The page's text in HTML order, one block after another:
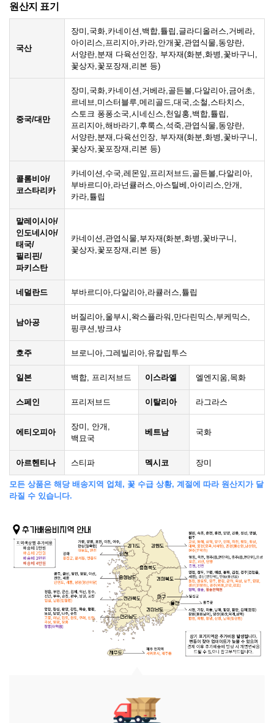
원산지 표기
국산
장미,국화,카네이션,백합,튤립,글라디올러스,거베라,
아이리스,프리지아,카라,안개꽃,관엽식물,동양란,
서양란,분재 다육선인장, 부자재(화분,화병,꽃바구니,
꽃상자,꽃포장재,리본 등)
중국/대만
장미,국화,카네이션,거베라,골든볼,다알리아,금어초,
르네브,미스터블루,메리골드,대국,소철,스타치스,
스토크 퐁퐁소국,시네신스,천일홍,백합,튤립,
프리지아,해바라기,후룩스,석죽,관엽식물,동양란,
서양란,분재,다육선인장, 부자재(화분,화병,꽃바구니,
꽃상자,꽃포장재,리본 등)
콜롬비아/
코스타리카
카네이션,수국,레몬잎,프리저브드,골든볼,다알리아,
부바르디아,라넌큘러스,아스틸베,아이리스,안개,
카라,튤립
말레이시아/
인도네시아/
태국/
필리핀/
파키스탄
카네이션,관엽식물,부자재(화분,화병,꽃바구니,
꽃상자,꽃포장재,리본 등)
네덜란드 부바르디아,다알리아,라큘러스,튤립
남아공
버질리아,울부시,왁스플라워,만다린믹스,부케믹스,
핑쿠션,방크샤
호주 브로니아,그레빌리아,유칼립투스
일본 백합, 프리저브드 이스라엘 엘엔지움,목화
스페인 프리저브드 이탈리아 라그라스
에티오피아
장미, 안개,
백묘국
베트남 국화
아르헨티나 스티파 멕시코 장미
모든 상품은 해당 배송지역 업체, 꽃 수급 상황, 계절에 따라 원산지가 달
라질 수 있습니다.